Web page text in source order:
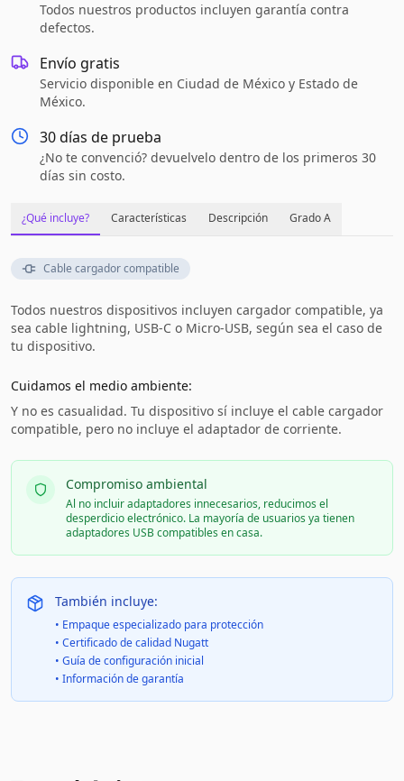
Todos nuestros productos incluyen garantía contra
defectos.
Envío gratis
Servicio disponible en Ciudad de México y Estado de
México.
30 días de prueba
¿No te convenció? devuelvelo dentro de los primeros 30
días sin costo.
¿Qué incluye? Características Descripción Grado A
Cable cargador compatible
Todos nuestros dispositivos incluyen cargador compatible, ya
sea cable lightning, USB-C o Micro-USB, según sea el caso de
tu dispositivo.
Cuidamos el medio ambiente:
Y no es casualidad. Tu dispositivo sí incluye el cable cargador
compatible, pero no incluye el adaptador de corriente.
Compromiso ambiental
Al no incluir adaptadores innecesarios, reducimos el
desperdicio electrónico. La mayoría de usuarios ya tienen
adaptadores USB compatibles en casa.
También incluye:
• Empaque especializado para protección
• Certificado de calidad Nugatt
• Guía de configuración inicial
• Información de garantía